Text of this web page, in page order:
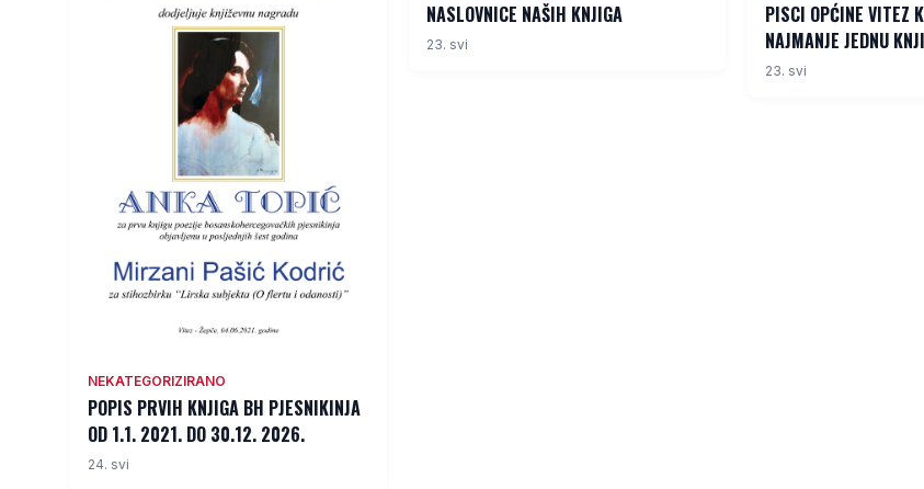
NEKATEGORIZIRANO
POPIS PRVIH KNJIGA BH PJESNIKINJA
OD 1.1. 2021. DO 30.12. 2026.
24. svi
NASLOVNICE NAŠIH KNJIGA
23. svi
PISCI OPĆINE VITEZ
NAJMANJE JEDNU
23. svi